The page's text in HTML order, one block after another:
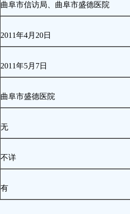
曲阜市信访局、曲阜市盛德医院
2011年4月20日
2011年5月7日
曲阜市盛德医院
无
不详
有